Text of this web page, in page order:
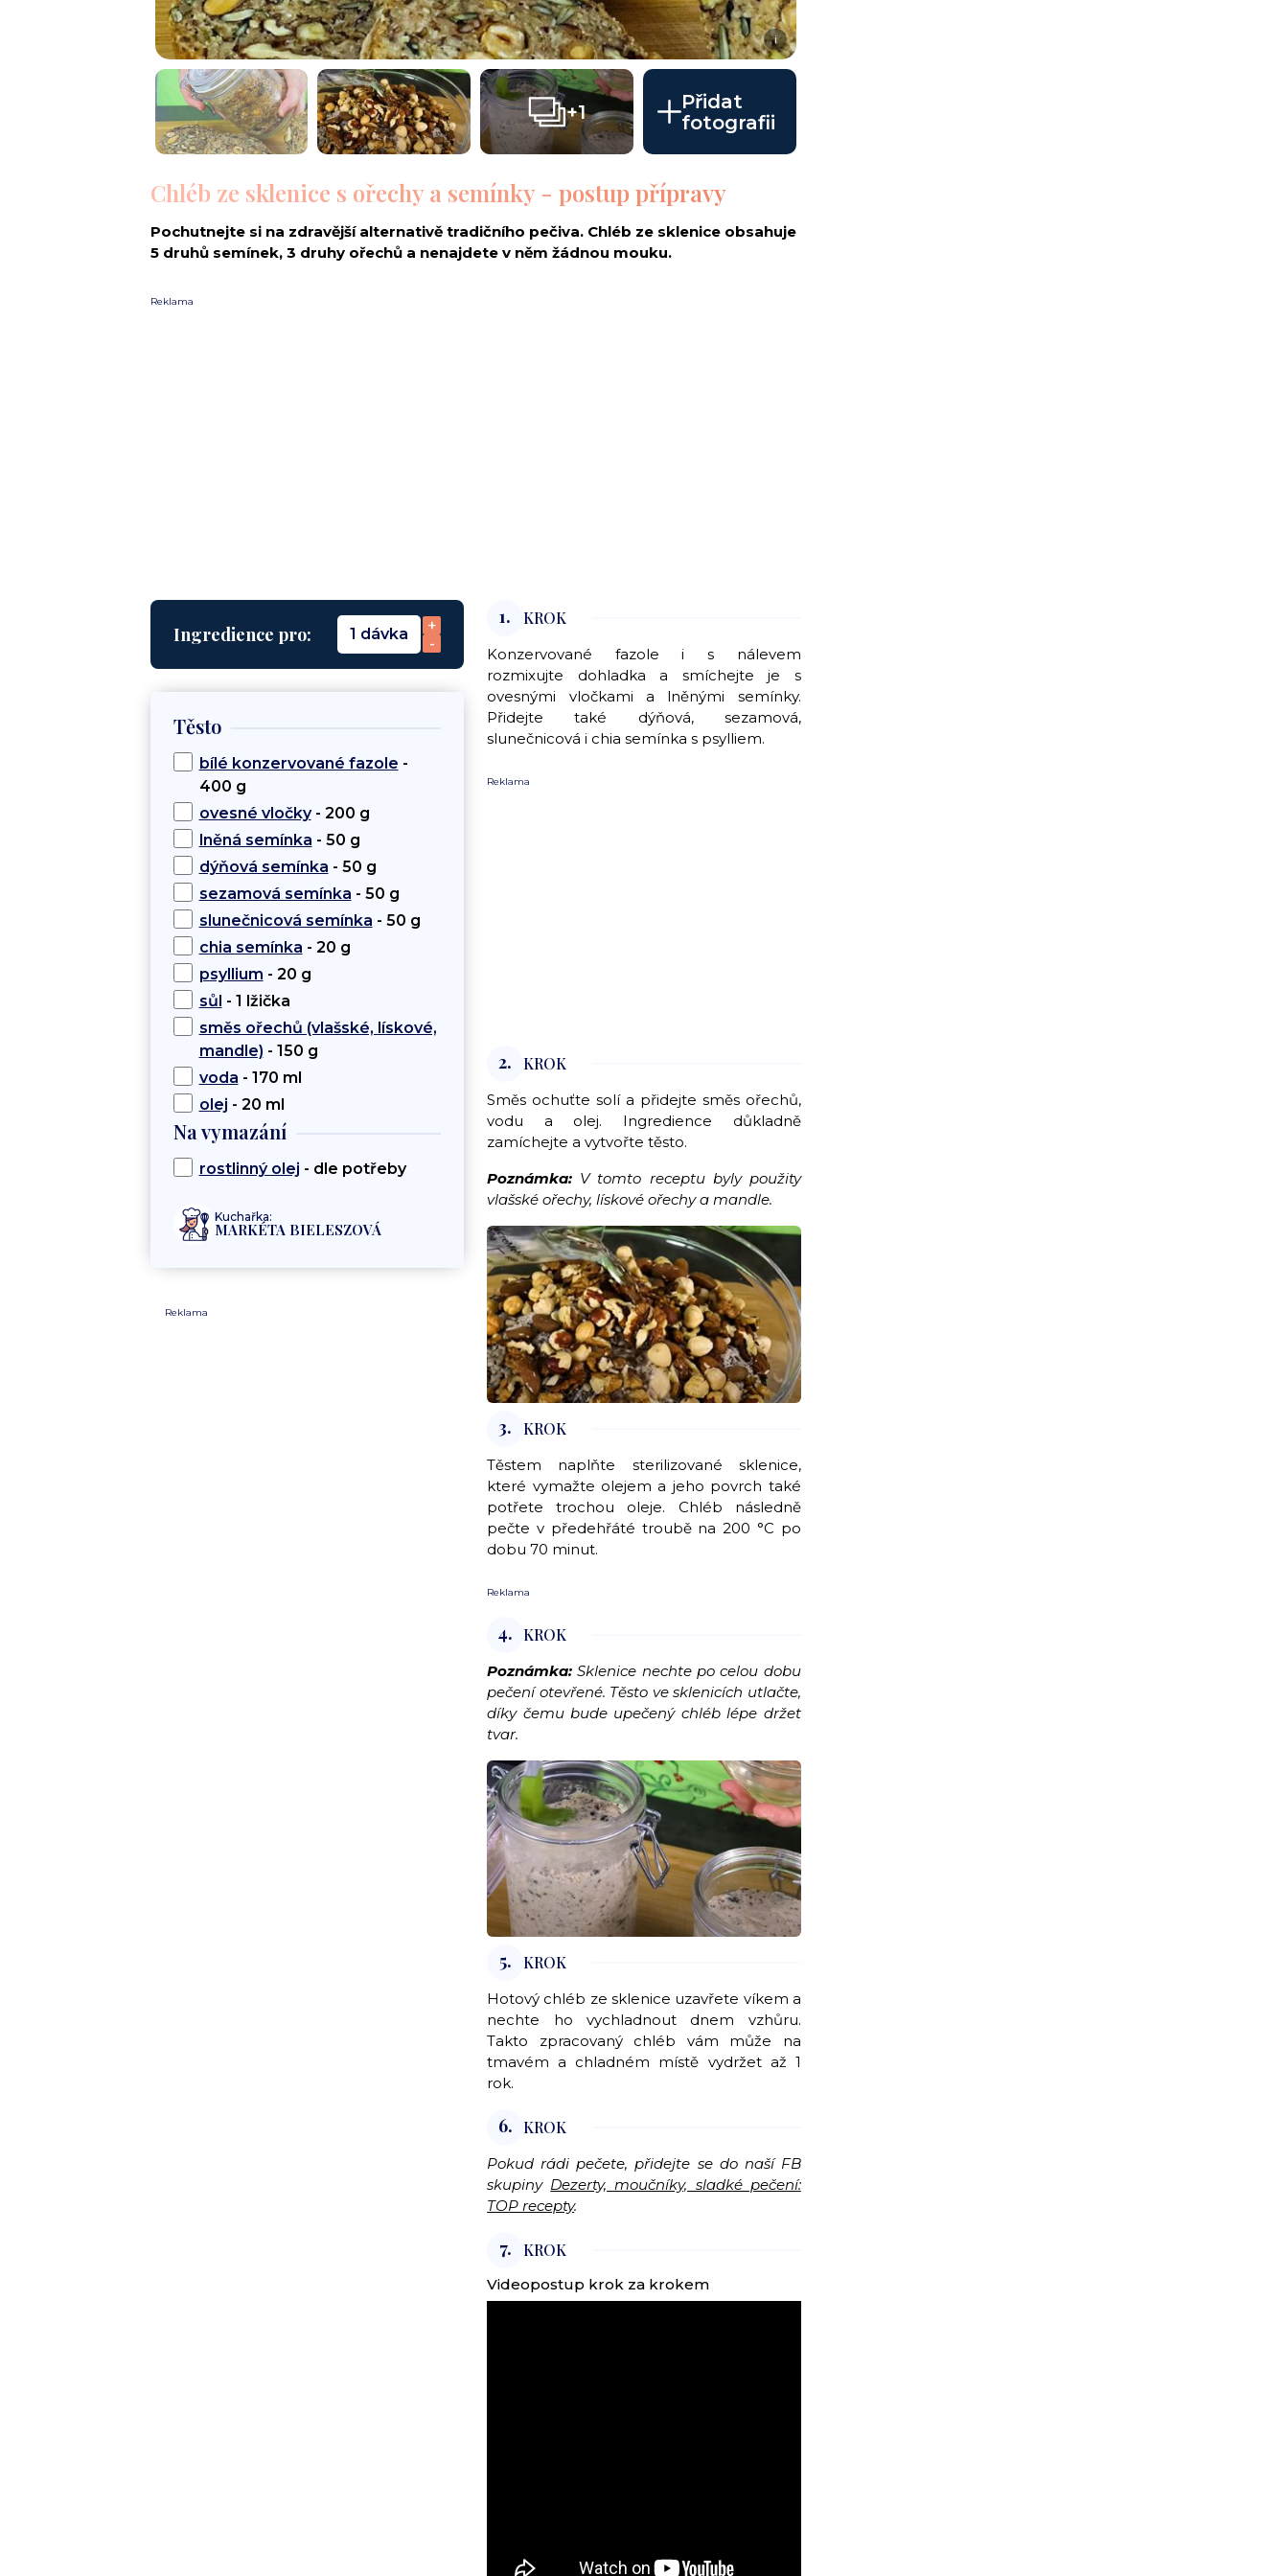
i
+1
Přidat
fotografii
Chléb ze sklenice s ořechy a semínky - postup přípravy
Pochutnejte si na zdravější alternativě tradičního pečiva. Chléb ze sklenice obsahuje
5 druhů semínek, 3 druhy ořechů a nenajdete v něm žádnou mouku.
Reklama
Ingredience pro: 1 dávka
+
-
Těsto
bílé konzervované fazole -
400 g
ovesné vločky- 200 g
lněná semínka - 50 g
dýňová semínka - 50 g
sezamová semínka - 50 g
slunečnicová semínka - 50 g
chia semínka - 20 g
psyllium - 20 g
sůl - 1 lžička
směs ořechů (vlašské, lískové,
mandle) - 150 g
voda - 170 ml
olej - 20 ml
Na vymazání
rostlinný olej - dle potřeby
Kuchařka:
MARKÉTA BIELESZOVÁ
Reklama
1. KROK
Konzervované fazole i s nálevem
rozmixujte dohladka a smíchejte je s
ovesnými vločkami a lněnými semínky.
Přidejte také dýňová, sezamová,
slunečnicová i chia semínka s psylliem.
Reklama
2. KROK
Směs ochuťte solí a přidejte směs ořechů,
vodu a olej. Ingredience důkladně
zamíchejte a vytvořte těsto.
Poznámka: V tomto receptu byly použity
vlašské ořechy, lískové ořechy a mandle.
3. KROK
Těstem naplňte sterilizované sklenice,
které vymažte olejem a jeho povrch také
potřete trochou oleje. Chléb následně
pečte v předehřáté troubě na 200 °C po
dobu 70 minut.
Reklama
4. KROK
Poznámka: Sklenice nechte po celou dobu
pečení otevřené. Těsto ve sklenicích utlačte,
díky čemu bude upečený chléb lépe držet
tvar.
5. KROK
Hotový chléb ze sklenice uzavřete víkem a
nechte ho vychladnout dnem vzhůru.
Takto zpracovaný chléb vám může na
tmavém a chladném místě vydržet až 1
rok.
6. KROK
Pokud rádi pečete, přidejte se do naší FB
skupiny Dezerty, moučníky, sladké pečení:
TOP recepty.
7. KROK
Videopostup krok za krokem